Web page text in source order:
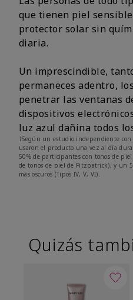
que tienen piel
protector solar sin
diaria.
Un imprescindible,
permaneces adentro,
penetrar las ventanas
dispositivos
luz azul dañina todos
†Según un estudio independiente
usaron el producto una vez al día
50% de participantes con tonos de piel
de tonos de piel de Fitzpatrick), y un
más oscuros (Tipos IV, V, VI).
Quizás